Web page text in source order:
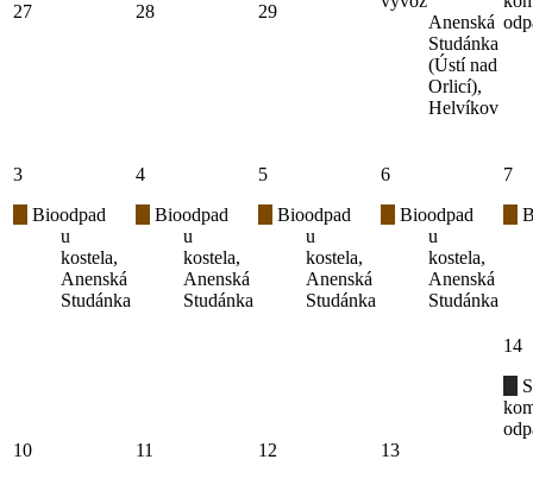
27 28 29
Anenská
Studánka
(Ústí nad
Orlicí),
Helvíkov
3
Bioodpad
u
kostela,
Anenská
Studánka
4
Bioodpad
u
kostela,
Anenská
Studánka
5
Bioodpad
u
kostela,
Anenská
Studánka
6
Bioodpad
u
kostela,
Anenská
Studánka
7
10 11 12 13
14